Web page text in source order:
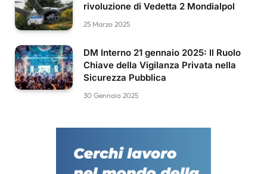
rivoluzione di Vedetta 2 Mondialpol
25 Marzo 2025
DM Interno 21 gennaio 2025: Il Ruolo
Chiave della Vigilanza Privata nella
Sicurezza Pubblica
30 Gennaio 2025